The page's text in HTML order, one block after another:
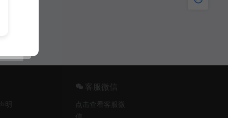
明
客服微信
点击查看客服微
信